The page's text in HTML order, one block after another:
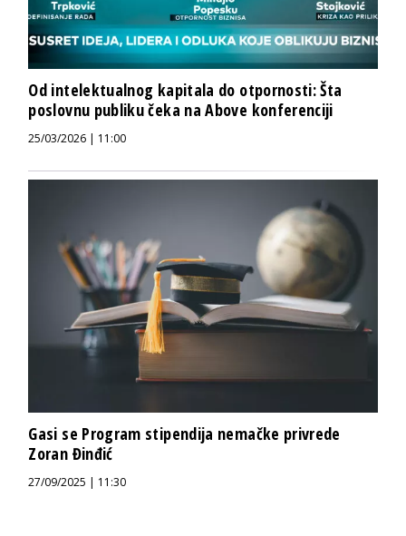
Od intelektualnog kapitala do otpornosti: Šta
poslovnu publiku čeka na Above konferenciji
25/03/2026 | 11:00
Gasi se Program stipendija nemačke privrede
Zoran Đinđić
27/09/2025 | 11:30